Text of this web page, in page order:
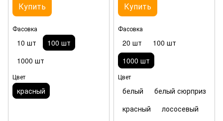
Купить
Фасовка
10 шт
100 шт
1000 шт
Цвет
красный
Купить
Фасовка
20 шт
100 шт
1000 шт
Цвет
белый
белый сюрприз
красный
лососевый